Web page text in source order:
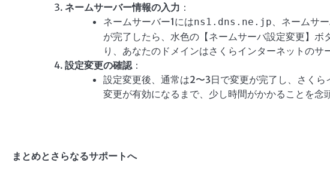
ネームサーバー情報の入力 ：
ネームサーバー1にはns1.dns.ne.jp 、ネームサ
が完了したら、水色の【ネームサーバ設定変更】
り、あなたのドメインはさくらインターネットのサ
設定変更の確認 ：
設定変更後、通常は2〜3日で変更が完了し、さくら
変更が有効になるまで、少し時間がかかることを念
まとめとさらなるサポートへ